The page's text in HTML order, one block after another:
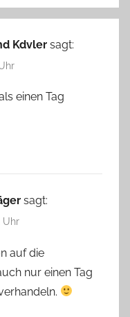
Kdvler sagt:
einen Tag
sagt:
Uhr
auf die
nur einen Tag